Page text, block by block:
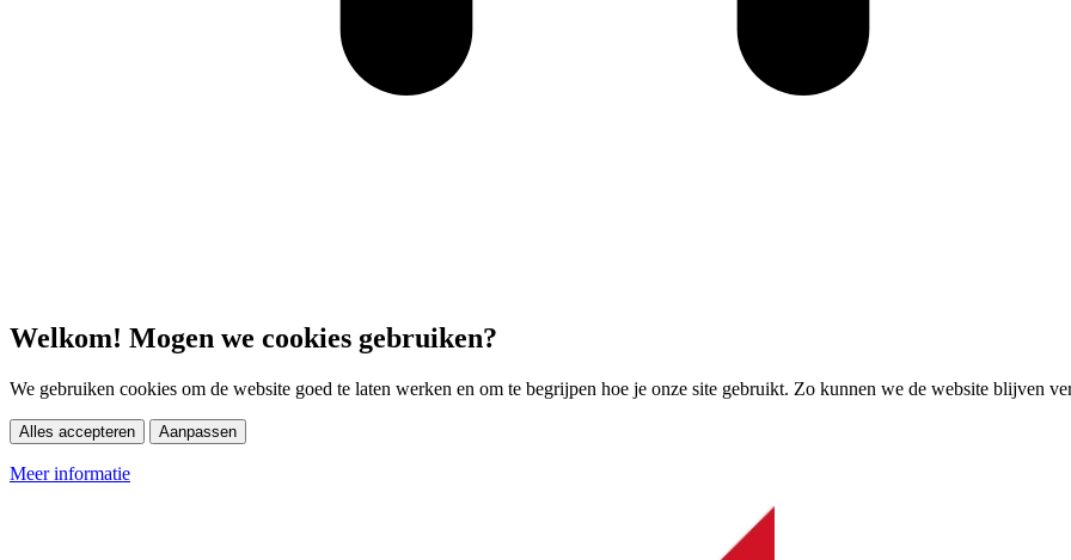
Welkom! Mogen we cookies gebruiken?
We gebruiken cookies om de website goed te laten werken en om te begrijpen hoe je onze site gebruikt. Zo kunnen we de website blijven
Alles accepteren Aanpassen
Meer informatie